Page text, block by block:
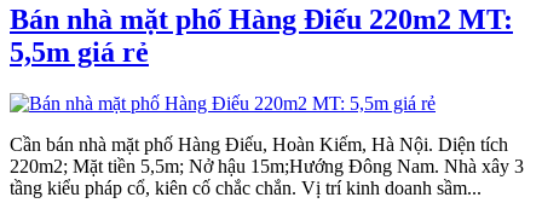
Bán nhà mặt phố Hàng Điếu 220m2 MT:
5,5m giá rẻ
Cần bán nhà mặt phố Hàng Điếu, Hoàn Kiếm, Hà Nội. Diện tích
220m2; Mặt tiền 5,5m; Nở hậu 15m;Hướng Đông Nam. Nhà xây 3
tầng kiểu pháp cổ, kiên cố chắc chắn. Vị trí kinh doanh sầm...